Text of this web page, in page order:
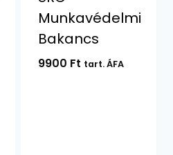
Munkavédelmi
Bakancs
9900 Ft tart. ÁFA